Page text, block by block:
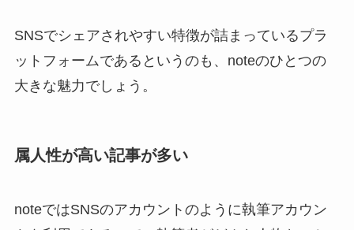
SNSでシェアされやすい特徴が詰まっているプラ
ットフォームであるというのも、noteのひとつの
大きな魅力でしょう。
属人性が高い記事が多い
noteではSNSのアカウントのように執筆アカウン